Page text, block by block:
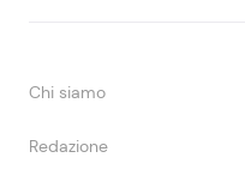
Chi siamo
Redazione